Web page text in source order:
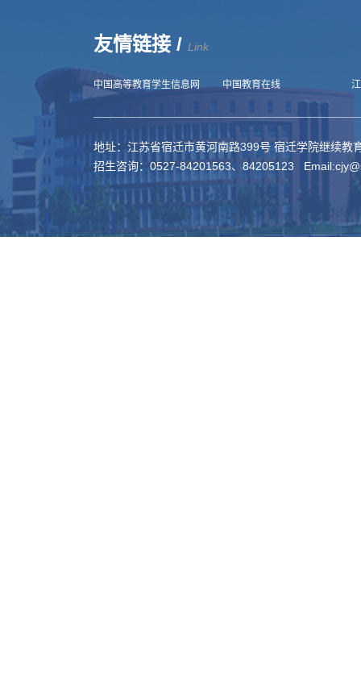
友情链接 / Link
中国高等教育学生信息网 中国教育在线
地址：江苏省宿迁市黄河南路399号 宿迁学院继续
招生咨询：0527-84201563、84205123